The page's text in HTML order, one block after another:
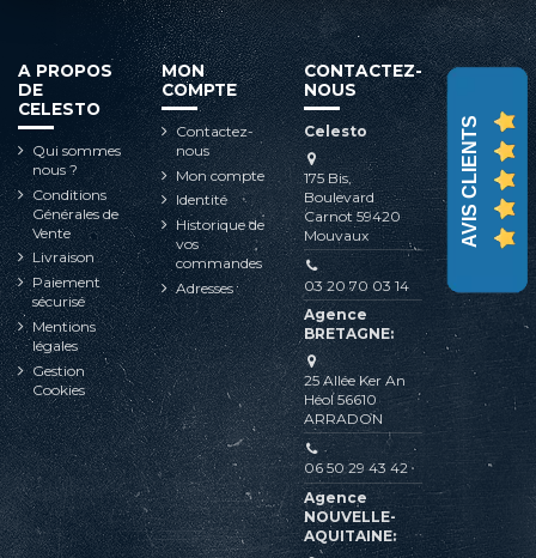
A PROPOS
DE
CELESTO
Qui sommes
nous ?
Conditions
Générales de
Vente
Livraison
Paiement
sécurisé
Mentions
légales
Gestion
Cookies
MON
COMPTE
Contactez-
nous
Mon compte
Identité
Historique de
vos
commandes
Adresses
CONTACTEZ-
NOUS
Celesto
175 Bis,
Boulevard
Carnot 59420
Mouvaux
03 20 70 03 14
Agence
BRETAGNE:
25 Allée Ker An
Héol 56610
ARRADON
06 50 29 43 42
Agence
NOUVELLE-
AQUITAINE:
AVIS CLIENTS